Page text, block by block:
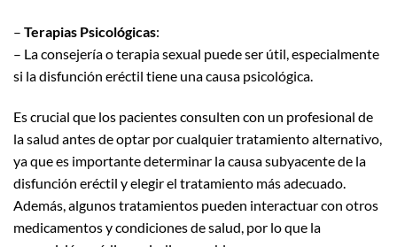
– Terapias Psicológicas:
– La consejería o terapia sexual puede ser útil, especialmente
si la disfunción eréctil tiene una causa psicológica.
Es crucial que los pacientes consulten con un profesional de
la salud antes de optar por cualquier tratamiento alternativo,
ya que es importante determinar la causa subyacente de la
disfunción eréctil y elegir el tratamiento más adecuado.
Además, algunos tratamientos pueden interactuar con otros
medicamentos y condiciones de salud, por lo que la